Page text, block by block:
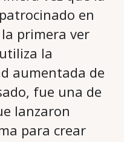
en
primera ver
la
aumentada de
fue una de
lanzaron
para crear